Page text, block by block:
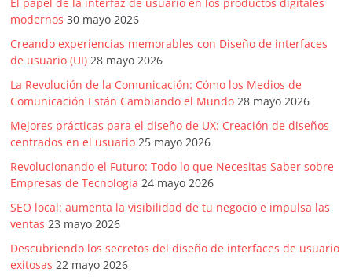
modernos 30 mayo 2026
Creando experiencias memorables con Diseño de interfaces
de usuario (UI) 28 mayo 2026
La Revolución de la Comunicación: Cómo los Medios de
Comunicación Están Cambiando el Mundo 28 mayo 2026
Mejores prácticas para el diseño de UX: Creación de diseños
centrados en el usuario 25 mayo 2026
Revolucionando el Futuro: Todo lo que Necesitas Saber sobre
Empresas de Tecnología 24 mayo 2026
SEO local: aumenta la visibilidad de tu negocio e impulsa las
ventas 23 mayo 2026
Descubriendo los secretos del diseño de interfaces de usuario
exitosas 22 mayo 2026